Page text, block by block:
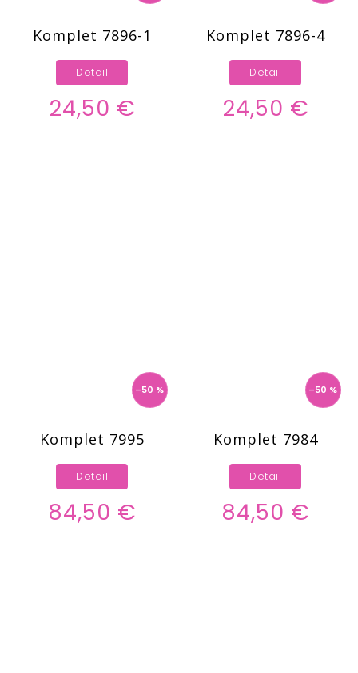
Komplet 7896-1
24,50 €
Detail
Komplet 7896-4
24,50 €
Detail
–50 %
Komplet 7995
84,50 €
Detail
–50 %
Komplet 7984
84,50 €
Detail